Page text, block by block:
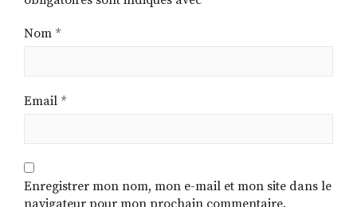
Nom *
Email *
Enregistrer mon nom, mon e-mail et mon site dans le